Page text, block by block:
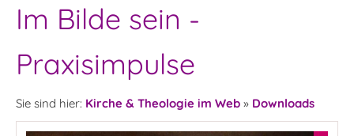
Im Bilde sein -
Praxisimpulse
Sie sind hier: Kirche & Theologie im Web » Downloads